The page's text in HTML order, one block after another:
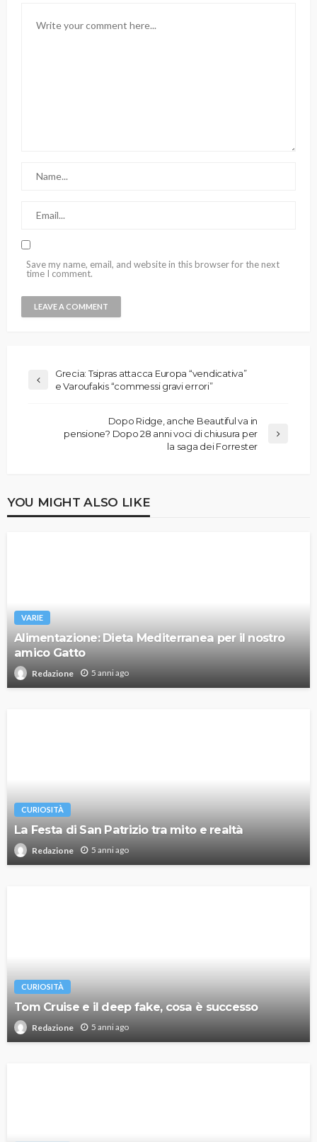
Save my name, email, and website in this browser for the next
time I comment.
Grecia: Tsipras attacca Europa “vendicativa”
e Varoufakis “commessi gravi errori”
Dopo Ridge, anche Beautiful va in
pensione? Dopo 28 anni voci di chiusura per
la saga dei Forrester
YOU MIGHT ALSO LIKE
VARIE
Alimentazione: Dieta Mediterranea per il nostro
amico Gatto
Redazione 5 anni ago
CURIOSITÀ
La Festa di San Patrizio tra mito e realtà
Redazione 5 anni ago
CURIOSITÀ
Tom Cruise e il deep fake, cosa è successo
Redazione 5 anni ago